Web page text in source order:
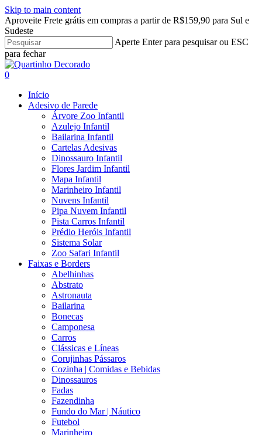
Skip to main content
Aproveite Frete grátis em compras a partir de R$159,90 para Sul e
Sudeste
Aperte Enter para pesquisar ou ESC
para fechar
Close
Search
search
account
0
Início
Adesivo de Parede
Árvore Zoo Infantil
Azulejo Infantil
Bailarina Infantil
Cartelas Adesivas
Dinossauro Infantil
Flores Jardim Infantil
Mapa Infantil
Marinheiro Infantil
Nuvens Infantil
Pipa Nuvem Infantil
Pista Carros Infantil
Prédio Heróis Infantil
Sistema Solar
Zoo Safari Infantil
Faixas e Borders
Abelhinhas
Abstrato
Astronauta
Bailarina
Bonecas
Camponesa
Carros
Clássicas e Líneas
Corujinhas Pássaros
Cozinha | Comidas e Bebidas
Dinossauros
Fadas
Fazendinha
Fundo do Mar | Náutico
Futebol
Marinheiro